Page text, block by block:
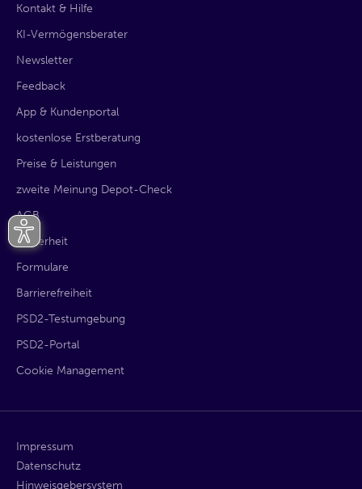
Kontakt & Hilfe
KI-Vermögensberater
Newsletter
Feedback
App & Kundenportal
kostenlose Erstberatung
Preise & Leistungen
zweite Meinung Depot-Check
AGB
Sicherheit
Formulare
Barrierefreiheit
PSD2-Testumgebung
PSD2-Portal
Cookie Management
Impressum
Datenschutz
Hinweisgebersystem